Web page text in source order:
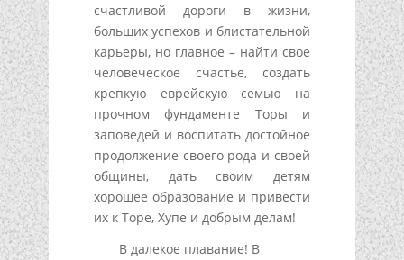
счастливой дороги в жизни,
больших успехов и блистательной
карьеры, но главное – найти свое
человеческое счастье, создать
крепкую еврейскую семью на
прочном фундаменте Торы и
заповедей и воспитать достойное
продолжение своего рода и своей
общины, дать своим детям
хорошее образование и привести
их к Торе, Хупе и добрым делам!
В далекое плавание! В